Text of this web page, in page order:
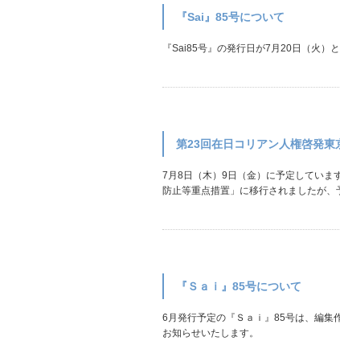
『Sai』85号について
『Sai85号』の発行日が7月20日（火）
第23回在日コリアン人権啓発
7月8日（木）9日（金）に予定していま
防止等重点措置」に移行されましたが
『Ｓａｉ』85号について
6月発行予定の『Ｓａｉ』85号は、編集
お知らせいたします。